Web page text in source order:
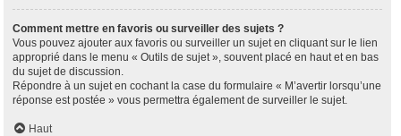
Comment mettre en favoris ou surveiller des sujets ?
Vous pouvez ajouter aux favoris ou surveiller un sujet en cliquant sur le lien
approprié dans le menu « Outils de sujet », souvent placé en haut et en bas
du sujet de discussion.
Répondre à un sujet en cochant la case du formulaire « M’avertir lorsqu’une
réponse est postée » vous permettra également de surveiller le sujet.
Haut